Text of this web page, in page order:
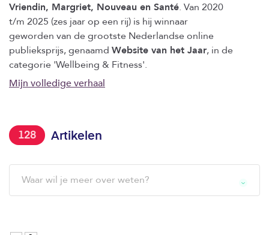
Vriendin, Margriet, Nouveau en Santé. Van 2020
t/m 2025 (zes jaar op een rij) is hij winnaar
geworden van de grootste Nederlandse online
publieksprijs, genaamd Website van het Jaar, in de
categorie 'Wellbeing & Fitness'.
Mijn volledige verhaal
128 Artikelen
Waar wil je meer over weten?